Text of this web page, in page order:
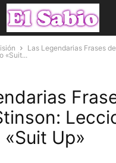
Las Legendarias Frases
«Suit...
Up»